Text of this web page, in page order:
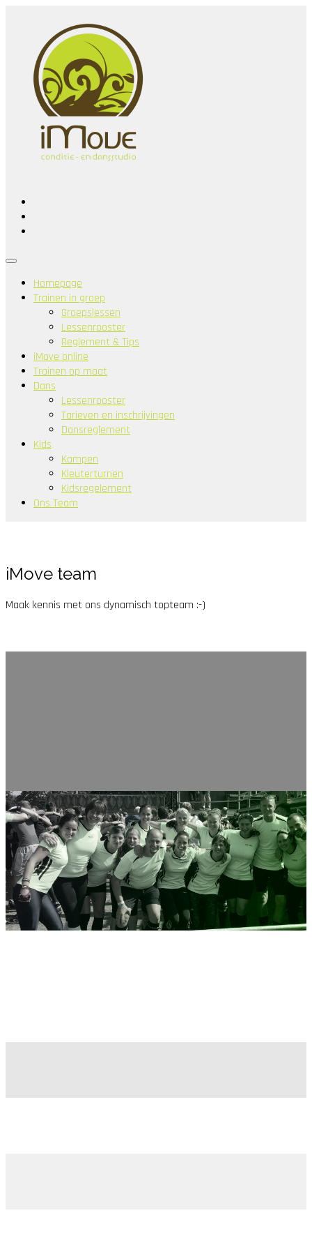
Homepage
Trainen in groep
Groepslessen
Lessenrooster
Reglement & Tips
iMove online
Trainen op maat
Dans
Lessenrooster
Tarieven en inschrijvingen
Dansreglement
Kids
Kampen
Kleuterturnen
Kidsregelement
Ons Team
iMove team
Maak kennis met ons dynamisch topteam :-)